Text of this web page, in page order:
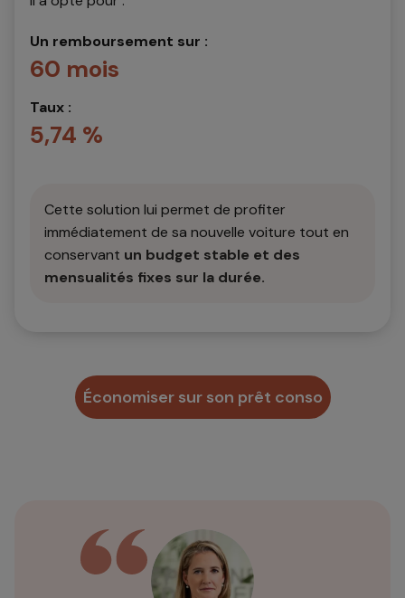
Un remboursement sur :
60 mois
Taux :
5,74 %
Cette solution lui permet de profiter
immédiatement de sa nouvelle voiture tout en
conservant un budget stable et des
mensualités fixes sur la durée.
Économiser sur son prêt conso